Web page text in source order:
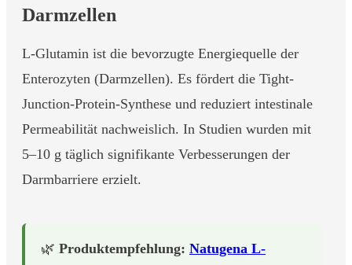
Darmzellen
L-Glutamin ist die bevorzugte Energiequelle der
Enterozyten (Darmzellen). Es fördert die Tight-
Junction-Protein-Synthese und reduziert intestinale
Permeabilität nachweislich. In Studien wurden mit
5–10 g täglich signifikante Verbesserungen der
Darmbarriere erzielt.
🌿 Produktempfehlung: Natugena L-